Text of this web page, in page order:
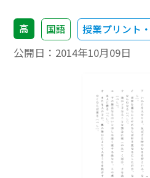
高 国語 授業プリント
公開日： 2014年10月09日